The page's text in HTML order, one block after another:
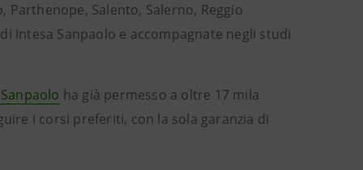
Parthenope, Salento, Salerno, Reggio
Intesa Sanpaolo e accompagnate negli studi
ha già permesso a oltre 17 mila
i corsi preferiti, con la sola garanzia di